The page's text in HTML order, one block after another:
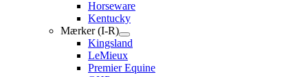
Horseware
Kentucky
Mærker (I-R)
Kingsland
LeMieux
Premier Equine